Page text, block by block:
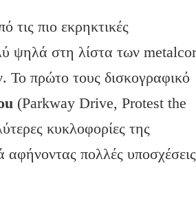
τις πιο εκρηκτικές
ψηλά στη λίστα των
Το πρώτο τους δισκογραφικό
(Parkway Drive, Protest the
κυκλοφορίες της
πολλές υποσχέσεις